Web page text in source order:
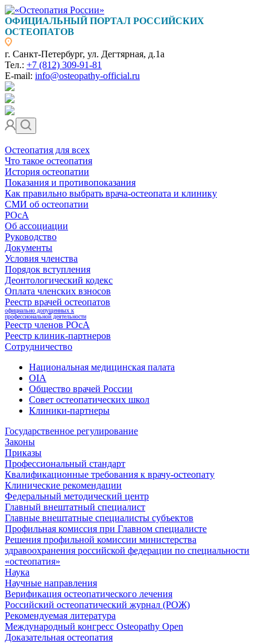
ОФИЦИАЛЬНЫЙ ПОРТАЛ РОССИЙСКИХ
ОСТЕОПАТОВ
г. Санкт-Петербург, ул. Дегтярная, д.1а
Тел.: +7 (812) 309-91-81
E-mail: info@osteopathy-official.ru
Остеопатия для всех
Что такое остеопатия
История остеопатии
Показания и противопоказания
Как правильно выбрать врача-остеопата и клинику
СМИ об остеопатии
РОсА
Об ассоциации
Руководство
Документы
Условия членства
Порядок вступления
Деонтологический кодекс
Оплата членских взносов
Реестр врачей остеопатов
официально допущенных к
профессиональной деятельности
Реестр членов РОсА
Реестр клиник-партнеров
Сотрудничество
Национальная медицинская палата
OIA
Общество врачей России
Совет остеопатических школ
Клиники-партнеры
Государственное регулирование
Законы
Приказы
Профессиональный стандарт
Квалификационные требования к врачу-остеопату
Клинические рекомендации
Федеральный методический центр
Главный внештатный специалист
Главные внештатные специалисты субъектов
Профильная комиссия при Главном специалисте
Решения профильной комиссии министерства
здравоохранения российской федерации по специальности
«остеопатия»
Наука
Научные направления
Верификация остеопатического лечения
Российский остеопатический журнал (РОЖ)
Рекомендуемая литература
Международный конгресс Osteopathy Open
Доказательная остеопатия